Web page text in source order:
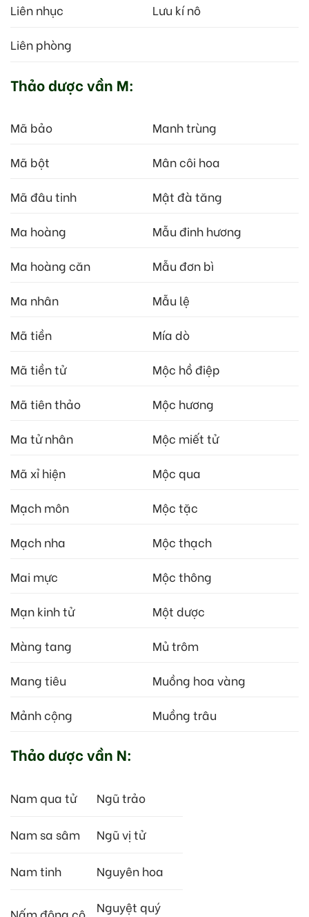
Liên nhục Lưu kí nô
Liên phòng
Thảo dược vần M:
Mã bảo Manh trùng
Mã bột Mân côi hoa
Mã đâu tinh Mật đà tăng
Ma hoàng Mẫu đinh hương
Ma hoàng căn Mẫu đơn bì
Ma nhân Mẫu lệ
Mã tiền Mía dò
Mã tiền tử Mộc hồ điệp
Mã tiên thảo Mộc hương
Ma tử nhân Mộc miết tử
Mã xỉ hiện Mộc qua
Mạch môn Mộc tặc
Mạch nha Mộc thạch
Mai mực Mộc thông
Mạn kinh tử Một dược
Màng tang Mủ trôm
Mang tiêu Muồng hoa vàng
Mảnh cộng Muồng trâu
Thảo dược vần N:
Nam qua tử Ngũ trảo
Nam sa sâm Ngũ vị tử
Nam tinh Nguyên hoa
Nguyệt quý